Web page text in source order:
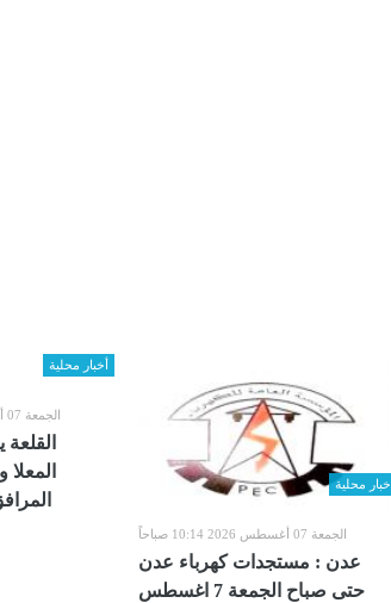
أخبار محلية
الجمعة 07 أغسطس 2026 10:14 صباحاً
أخبار محلية
الجمعة 07 أغسطس 2026 10:14 صباحاً
عدن : مستجدات كهرباء عدن
حتى صباح الجمعة 7 اغسطس